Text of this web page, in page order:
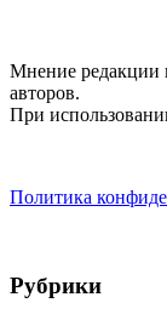
Мнение редакции
авторов.
При
Политика
Рубрики